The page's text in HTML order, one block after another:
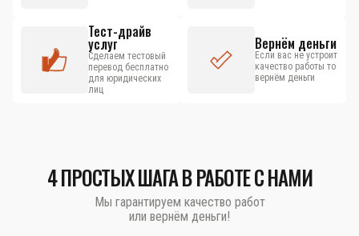
Тест-драйв
услуг
Сделаем тестовый
перевод бесплатно
для юридических
лиц
Вернём деньги
Если вас не устроит
качество работы то
вернём деньги
4 ПРОСТЫХ ШАГА В РАБОТЕ С НАМИ
Мы гарантируем качество работ
или вернём деньги!